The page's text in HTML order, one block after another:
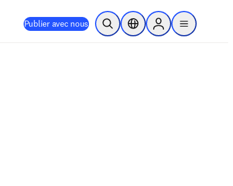
Publier avec nous Ouvrir la recherche
Sélecteur de localisation
Sign in to products
menu